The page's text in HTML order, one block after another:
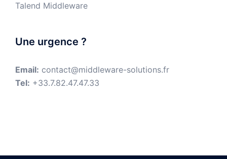
Talend Middleware
Une urgence ?
Email: contact@middleware-solutions.fr
Tel: +33.7.82.47.47.33